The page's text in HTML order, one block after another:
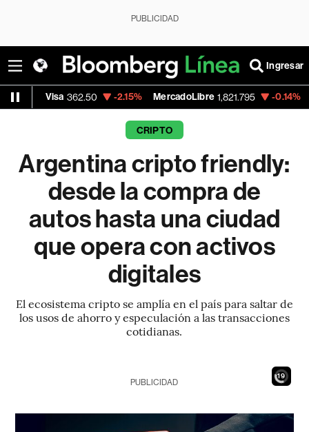
PUBLICIDAD
Ingresar
-2.15% MercadoLibre 1,821.795 -0.14% Banco de
CRIPTO
Argentina cripto friendly:
desde la compra de
autos hasta una ciudad
que opera con activos
digitales
El ecosistema cripto se amplía en el país para saltar de
los usos de ahorro y especulación a las transacciones
cotidianas.
17
PUBLICIDAD